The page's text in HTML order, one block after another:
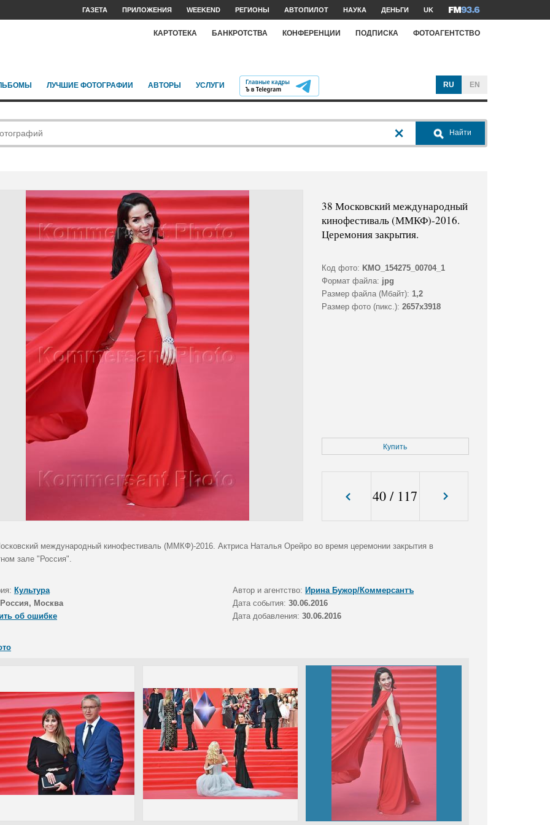
ГАЗЕТА ПРИЛОЖЕНИЯ WEEKEND РЕГИОНЫ АВТОПИЛОТ НАУКА ДЕНЬГИ UK
КАРТОТЕКА БАНКРОТСТВА КОНФЕРЕНЦИИ ПОДПИСКА ФОТОАГЕНТСТВО
ЛУЧШИЕ ФОТОГРАФИИ АВТОРЫ УСЛУГИ RU EN
Найти
38 Московский международный
кинофестиваль (ММКФ)-2016.
Церемония закрытия.
Код фото: KMO_154275_00704_1
Формат файла: jpg
Размер файла (Мбайт): 1,2
Размер фото (пикс.): 2657x3918
Купить
40 / 117
международный кинофестиваль (ММКФ)-2016. Актриса Наталья Орейро во время церемонии закрытия в
зале "Россия".
Культура Автор и агентство: Ирина Бужор/Коммерсантъ
Россия, Москва Дата события: 30.06.2016
об ошибке
Дата добавления: 30.06.2016